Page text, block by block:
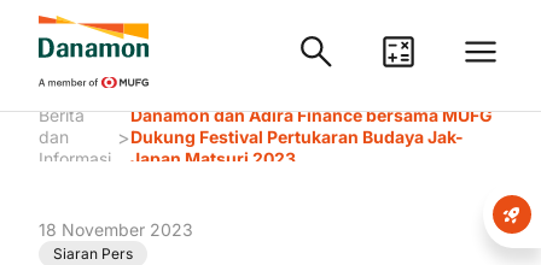
Berita
dan
Informasi
>
Danamon dan Adira Finance bersama MUFG
Dukung Festival Pertukaran Budaya Jak-
Japan Matsuri 2023
18 November 2023
Siaran Pers